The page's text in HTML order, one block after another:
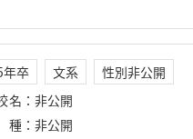
年卒 文系
性別非公開
名 ： 非公開
： 非公開